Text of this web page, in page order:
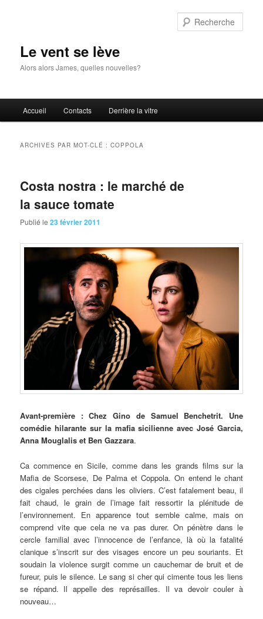
Le vent se lève
Alors alors James, quelles nouvelles?
principal
Accueil Contacts Derrière la vitre
ARCHIVES PAR MOT-CLÉ :COPPOLA
Costa nostra : le marché de
la sauce tomate
Publié le23 février 2011
Avant-première : Chez Gino de Samuel Benchetrit. Une
comédie hilarante sur la mafia sicilienne avec José Garcia,
Anna Mouglalis et Ben Gazzara.
Ca commence en Sicile, comme dans les grands films sur la
Mafia de Scorsese, De Palma et Coppola. On entend le chant
des cigales perchées dans les oliviers. C’est fatalement beau, il
fait chaud, le grain de l’image fait ressortir la plénitude de
l’environnement. En apparence tout semble calme, mais on
comprend vite que cela ne va pas durer. On pénètre dans le
cercle familial avec l’innocence de l’enfance, là où la fatalité
clanique s’inscrit sur des visages encore un peu souriants. Et
soudain la violence surgit comme un cauchemar de bruit et de
fureur, puis le silence. Le sang si cher qui cimente tous les liens
se répand. Il appelle des représailles. Il va devoir couler à
nouveau…